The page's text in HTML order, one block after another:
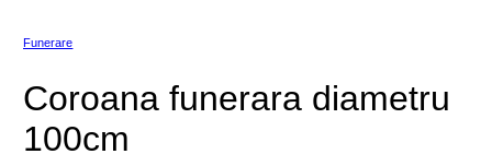
Funerare
Coroana funerara diametru
100cm